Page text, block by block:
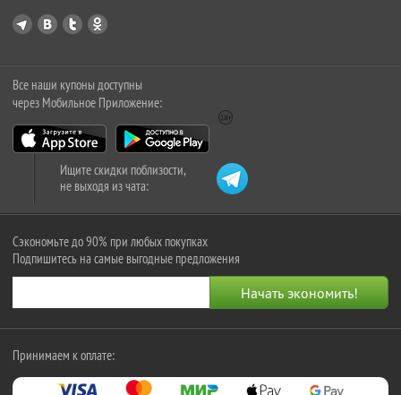
Все наши купоны доступны
через Мобильное Приложение:
Ищите скидки поблизости,
не выходя из чата:
Сэкономьте до 90% при любых покупках
Подпишитесь на самые выгодные предложения
Принимаем к оплате: